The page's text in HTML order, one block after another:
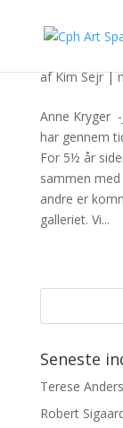
afKim Sejr|
Anne Kryger
har gennem
For 5½ år
sammen
andre er
galleriet. Vi...
Seneste
Terese
Robert